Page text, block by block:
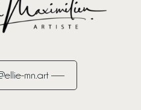
mn.art ——